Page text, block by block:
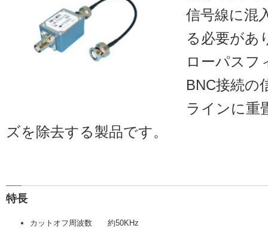
信号線に混
る必要があ
ローパス
BNC接続の
ラインに重
ズを除去する製品です。
特長
カットオフ周波数 約50KHz